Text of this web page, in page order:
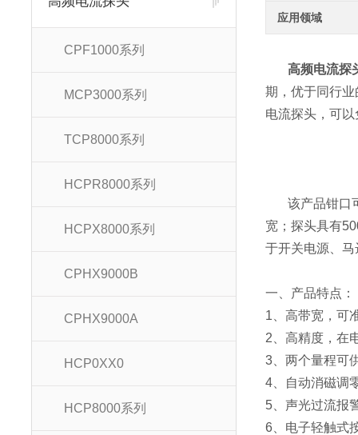
CPF1000系列
MCP3000系列
TCP8000系列
HCPR8000系列
HCPX8000系列
CPHX9000B
CPHX9000A
HCP0XX0
HCP8000系列
应用领域
高频电流探
期，优于同行
电流探头，可
该产品钳口可
宽；探头具有
于开关电源、
一、产品特点：
1、高带宽，可
2、高精度，在
3、两个量程可
4、自动消磁调
5、声光过流报
6、电子轻触式